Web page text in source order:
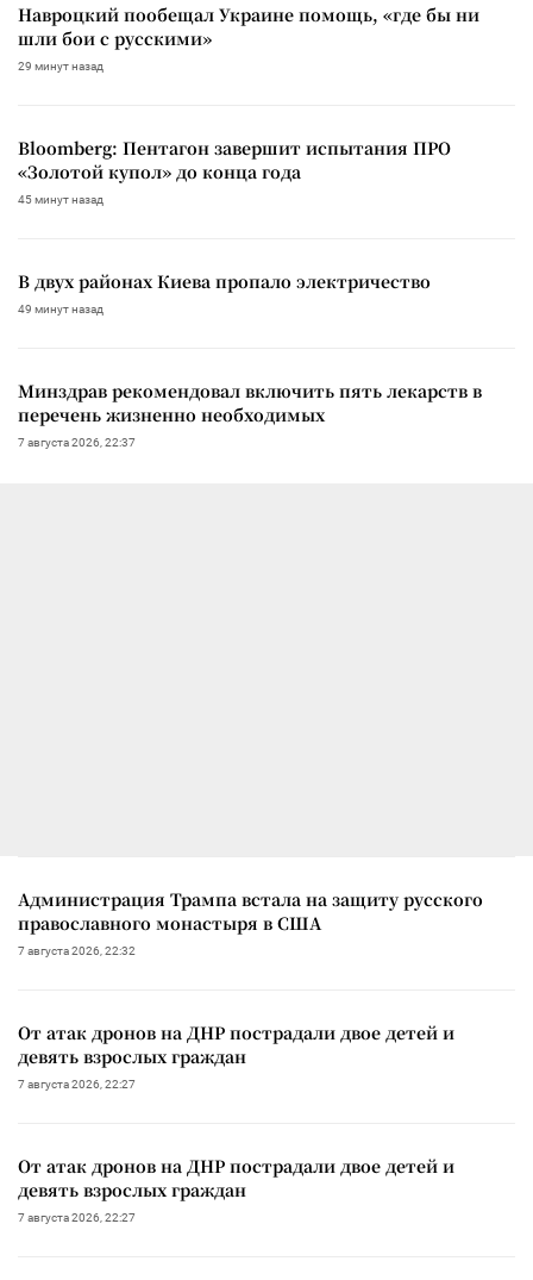
Навроцкий пообещал Украине помощь, «где бы ни
шли бои с русскими»
29 минут назад
Bloomberg: Пентагон завершит испытания ПРО
«Золотой купол» до конца года
45 минут назад
В двух районах Киева пропало электричество
49 минут назад
Минздрав рекомендовал включить пять лекарств в
перечень жизненно необходимых
7 августа 2026, 22:37
Администрация Трампа встала на защиту русского
православного монастыря в США
7 августа 2026, 22:32
От атак дронов на ДНР пострадали двое детей и
девять взрослых граждан
7 августа 2026, 22:27
От атак дронов на ДНР пострадали двое детей и
девять взрослых граждан
7 августа 2026, 22:27